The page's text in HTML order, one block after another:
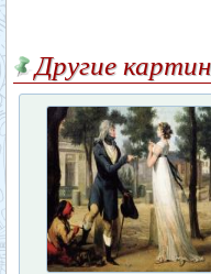
Другие